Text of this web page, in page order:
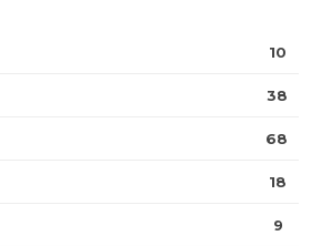
10
38
68
18
9